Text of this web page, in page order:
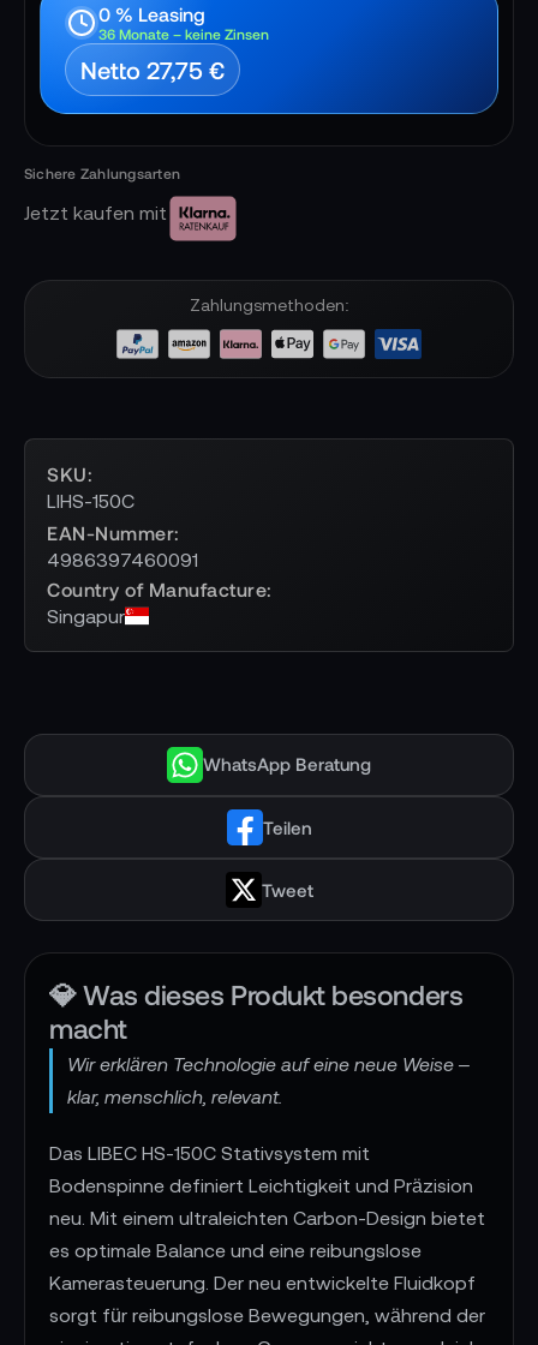
0 % Leasing
36 Monate – keine Zinsen
Netto 27,75 €
Jetzt kaufen mit
Zahlungsmethoden:
SKU
LIHS-150C
EAN-Nummer
4986397460091
Country of Manufacture
Singapur
WhatsApp Beratung
Teilen
Tweet
💎 Was dieses Produkt besonders
macht
Wir erklären Technologie auf eine neue Weise –
klar, menschlich, relevant.
Das LIBEC HS-150C Stativsystem mit
Bodenspinne definiert Leichtigkeit und Präzision
neu. Mit einem ultraleichten Carbon-Design bietet
es optimale Balance und eine reibungslose
Kamerasteuerung. Der neu entwickelte Fluidkopf
sorgt für reibungslose Bewegungen, während der